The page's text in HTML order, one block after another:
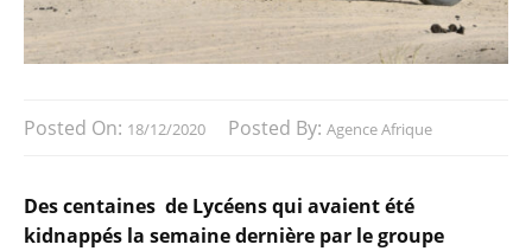
Posted On: 18/12/2020 Posted By: Agence Afrique
Des centaines de Lycéens qui avaient été
kidnappés la semaine dernière par le groupe